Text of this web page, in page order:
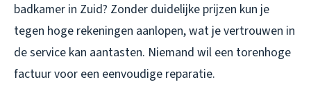
badkamer in Zuid? Zonder duidelijke prijzen kun je
tegen hoge rekeningen aanlopen, wat je vertrouwen in
de service kan aantasten. Niemand wil een torenhoge
factuur voor een eenvoudige reparatie.